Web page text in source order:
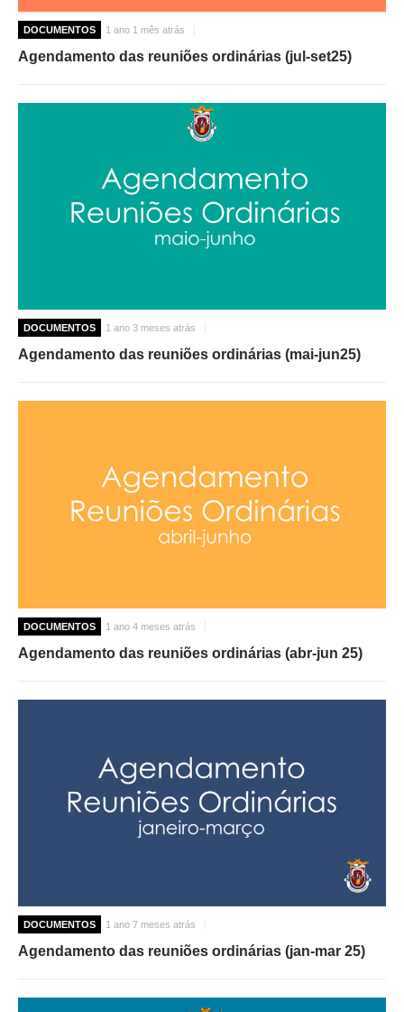
DOCUMENTOS 1 ano 1 mês atrás
Agendamento das reuniões ordinárias (jul-set25)
DOCUMENTOS 1 ano 3 meses atrás
Agendamento das reuniões ordinárias (mai-jun25)
DOCUMENTOS 1 ano 4 meses atrás
Agendamento das reuniões ordinárias (abr-jun 25)
DOCUMENTOS 1 ano 7 meses atrás
Agendamento das reuniões ordinárias (jan-mar 25)